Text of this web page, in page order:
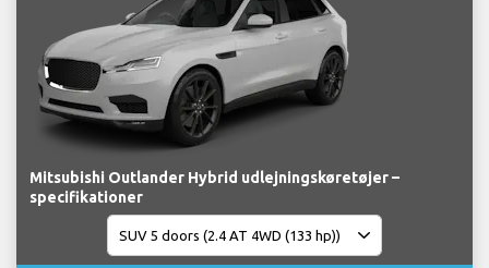
Mitsubishi Outlander Hybrid udlejningskøretøjer –
specifikationer